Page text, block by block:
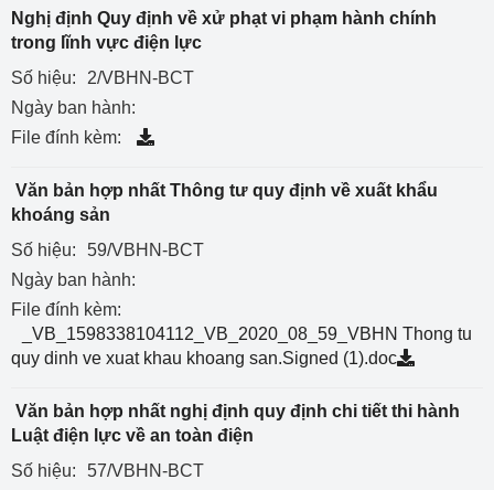
Nghị định Quy định về xử phạt vi phạm hành chính
trong lĩnh vực điện lực
Số hiệu:
2/VBHN-BCT
Ngày ban hành:
File đính kèm:
Văn bản hợp nhất Thông tư quy định về xuất khẩu
khoáng sản
Số hiệu:
59/VBHN-BCT
Ngày ban hành:
File đính kèm:
_VB_1598338104112_VB_2020_08_59_VBHN Thong tu
quy dinh ve xuat khau khoang san.Signed (1).doc
Văn bản hợp nhất nghị định quy định chi tiết thi hành
Luật điện lực về an toàn điện
Số hiệu:
57/VBHN-BCT